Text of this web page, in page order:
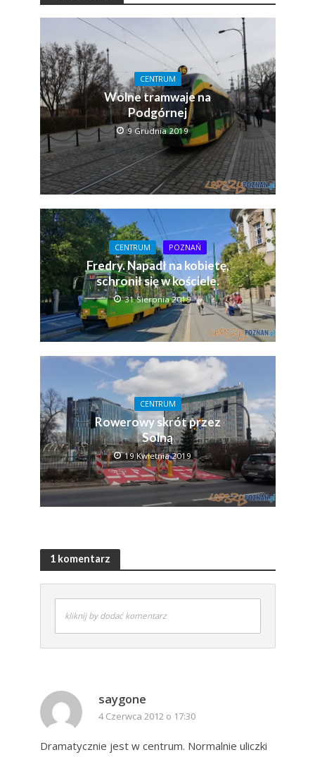
CENTRUM
Wolne tramwaje na
Podgórnej
9 Grudnia 2019
CENTRUM POZNAŃ
Fredry. Napadł na kobietę,
schronił się w kościele.
31 Sierpnia 2019
CENTRUM
Rowerowy skrót przez
Solną
19 Kwietnia 2019
1 komentarz
kliknij by dodać komentarz
saygone
4 Czerwca 2012 o 17:30
Dramatycznie jest w centrum. Normalnie uliczki